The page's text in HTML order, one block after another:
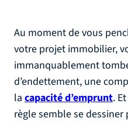
Au moment de vous
votre projet immobilier,
immanquablement
d’endettement, une
la capacité d’emprunt.
règle semble se dessiner